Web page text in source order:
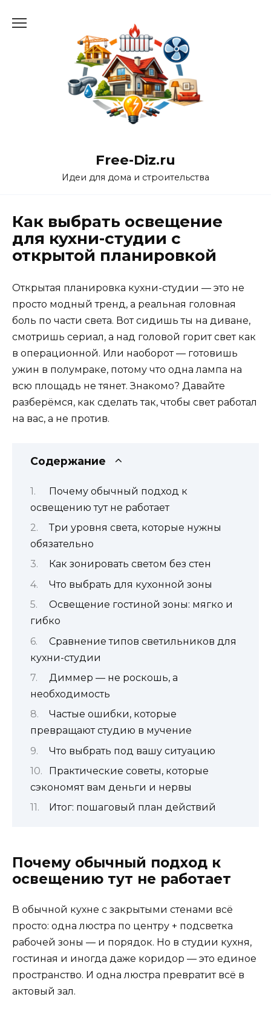
Free-Diz.ru
Идеи для дома и строительства
Как выбрать освещение
для кухни-студии с
открытой планировкой
Открытая планировка кухни-студии — это не
просто модный тренд, а реальная головная
боль по части света. Вот сидишь ты на диване,
смотришь сериал, а над головой горит свет как
в операционной. Или наоборот — готовишь
ужин в полумраке, потому что одна лампа на
всю площадь не тянет. Знакомо? Давайте
разберёмся, как сделать так, чтобы свет работал
на вас, а не против.
Содержание
Почему обычный подход к
освещению тут не работает
Три уровня света, которые нужны
обязательно
Как зонировать светом без стен
Что выбрать для кухонной зоны
Освещение гостиной зоны: мягко и
гибко
Сравнение типов светильников для
кухни-студии
Диммер — не роскошь, а
необходимость
Частые ошибки, которые
превращают студию в мучение
Что выбрать под вашу ситуацию
Практические советы, которые
сэкономят вам деньги и нервы
Итог: пошаговый план действий
Почему обычный подход к
освещению тут не работает
В обычной кухне с закрытыми стенами всё
просто: одна люстра по центру + подсветка
рабочей зоны — и порядок. Но в студии кухня,
гостиная и иногда даже коридор — это единое
пространство. И одна люстра превратит всё в
актовый зал.